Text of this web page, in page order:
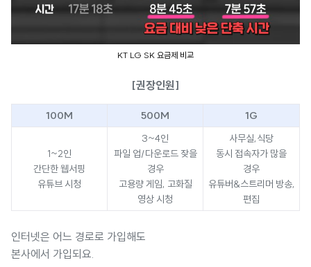
KT LG SK 요금제 비교
[권장인원]
100M 500M 1G
1~2인
간단한 웹서핑
유튜브 시청
3~4인
파일 업/다운로드 잦을
경우
고용량 게임, 고화질
영상 시청
사무실,식당
동시 접속자가 많을
경우
유튜버&스트리머 방송,
편집
인터넷은 어느 경로로 가입해도
본사에서 가입되요.